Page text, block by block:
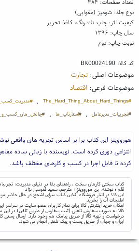
تعداد صفحات: ۳۸۴
نوع جلد: شومیز (مقوایی)
کیفیت اثر: چاپ تك رنگ، کاغذ تحریر
سال چاپ: ۱۳۹۶
نوبت چاپ: دوم
کد کالا:BK00024190
موضوعات اصلی:تجارت
موضوعات فرعی:اقتصاد
#The_Hard_Thing_About_Hard_Things ،
#تجربیات_مدیرعامل ، #استارتاپ_ها ،
هوروویتز این کتاب برا بر اساس تجریه های واقعی
انتزاعی دوری کرده است. نویسنده با زبانی ساده
کرده تا قابل اجرا در کسب و کارهای مختلف باشد.
کتاب سختی کارهای سخت ، راهنمای بقا در دنیای مدیریت؛
قلم ؛ نوشته: بن هوروویتز ؛ مترجم: سعید قدوسی نژاد
این کالا در انبار فروشگاه آنلاین کتاب سرای اشجع در حال حاضر
اطمینان آن را بخرید.
امکان خرید اینترنتی کالا برای تمام کاربران عضو سایت در
کالا به صورت سفارش تلفنی (ثبت سفارش از طریق تلفن) در این
درخواست و تهیه کالا از طریق پیامک هم وجود دارد. ارسال پستی
ایران و جهان از طریق پست و پیک تلفنی انجام می شود.